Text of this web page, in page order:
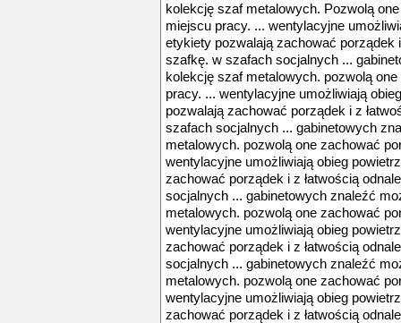
kolekcję szaf metalowych. Pozwolą
miejscu pracy. ... wentylacyjne
etykiety pozwalają zachować porządek
szafkę. w szafach socjalnych ...
kolekcję szaf metalowych. pozwolą
pracy. ... wentylacyjne umożliwiają
pozwalają zachować porządek i z
szafach socjalnych ... gabinetowych
metalowych. pozwolą one zachować
wentylacyjne umożliwiają obieg
zachować porządek i z łatwością
socjalnych ... gabinetowych znaleźć
metalowych. pozwolą one zachować
wentylacyjne umożliwiają obieg
zachować porządek i z łatwością
socjalnych ... gabinetowych znaleźć
metalowych. pozwolą one zachować
wentylacyjne umożliwiają obieg
zachować porządek i z łatwością